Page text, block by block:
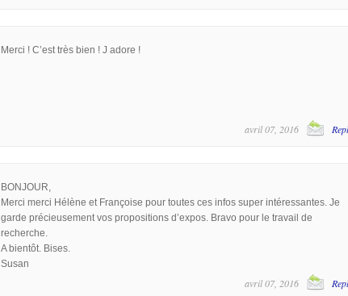
Merci ! C’est très bien ! J adore !
avril 07, 2016
BONJOUR,
Merci merci Hélène et Françoise pour toutes ces infos super intéressantes. Je
garde précieusement vos propositions d’expos. Bravo pour le travail de
recherche.
A bientôt. Bises.
Susan
avril 07, 2016